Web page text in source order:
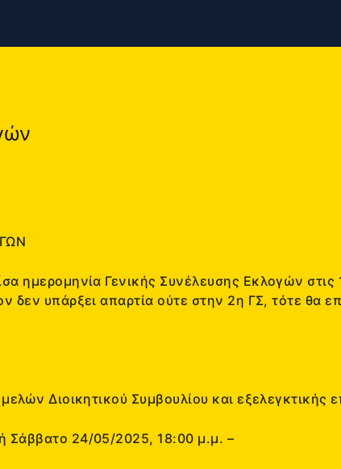
ημερομηνία Γενικής Συνέλευσης Εκλογών
υπάρξει απαρτία ούτε στην 2η ΓΣ, τότε θα
Διοικητικού Συμβουλίου και εξελεγκτικής
Σάββατο 24/05/2025, 18:00 μ.μ. –